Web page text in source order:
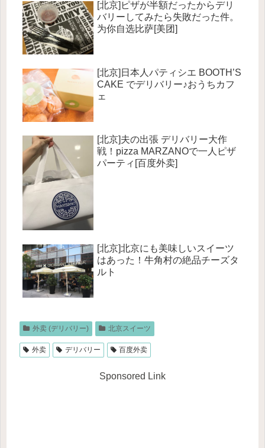
[北京]ピザが半額だったからデリ
バリーしてみたら失敗だった件。
为你自选比萨[美团]
[北京]日本人パティシエ BOOTH’S
CAKE でデリバリー♪おうちカフ
ェ
[北京]夫の出張 デリバリー大作
戦！pizza MARZANOで一人ピザ
パーティ[百度外卖]
[北京]北京にも美味しいスイーツ
はあった！牛角村の絶品チーズタ
ルト
外卖 (デリバリー) 北京スイーツ
外卖 デリバリー 百度外卖
Sponsored Link